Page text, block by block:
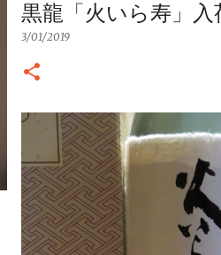
黒龍「火いら寿」入
3/01/2019